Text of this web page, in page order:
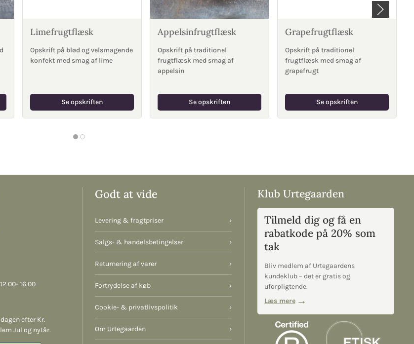
Limefrugtflæsk
Opskrift på blød og velsmagende
konfekt med smag af lime
Se opskriften
Appelsinfrugtflæsk
Opskrift på traditionel
frugtflæsk med smag af
appelsin
Se opskriften
Grapefrugtflæsk
Opskrift på traditionel
frugtflæsk med smag af
grapefrugt
Se opskriften
16.00
efter Kr.
Jul og nytår.
Godt at vide
Levering & fragtpriser ›
Salgs- & handelsbetingelser ›
Returnering af varer ›
Fortrydelse af køb ›
Cookie- & privatlivspolitik ›
Om Urtegaarden ›
Klub Urtegaarden
Tilmeld dig og få en
rabatkode på 20% som
tak
Bliv medlem af Urtegaardens
kundeklub – det er gratis og
uforpligtende.
Læs mere